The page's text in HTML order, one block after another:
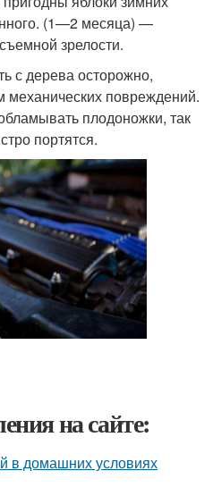
(1—2 месяца) —
зрелости.
с дерева осторожно,
механических повреждений.
плодоножки, так
портятся.
на сайте:
в домашних условиях